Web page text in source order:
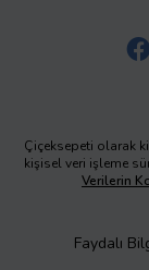
Çiçeksepeti olarak
kişisel veri işleme
Verilerin
Faydalı